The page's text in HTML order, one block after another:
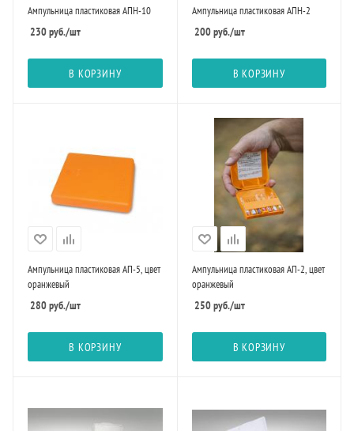
Ампульница пластиковая АПН-10
230руб./шт
В КОРЗИНУ
Ампульница пластиковая АПН-2
200руб./шт
В КОРЗИНУ
Ампульница пластиковая АП-5, цвет
оранжевый
280руб./шт
В КОРЗИНУ
Ампульница пластиковая АП-2, цвет
оранжевый
250руб./шт
В КОРЗИНУ